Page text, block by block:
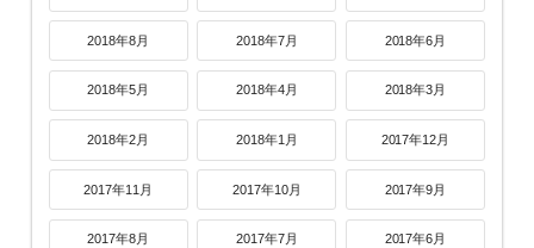
2018年8月 2018年7月 2018年6月
2018年5月 2018年4月 2018年3月
2018年2月 2018年1月 2017年12月
2017年11月 2017年10月 2017年9月
2017年8月 2017年7月 2017年6月